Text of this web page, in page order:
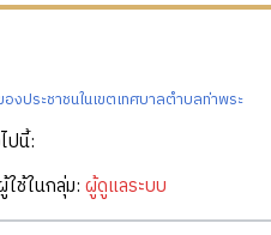
ประชาชนในเขตเทศบาลตำบลท่าพระ
ปนี้:
ช้ในกลุ่ม: ผู้ดูแลระบบ